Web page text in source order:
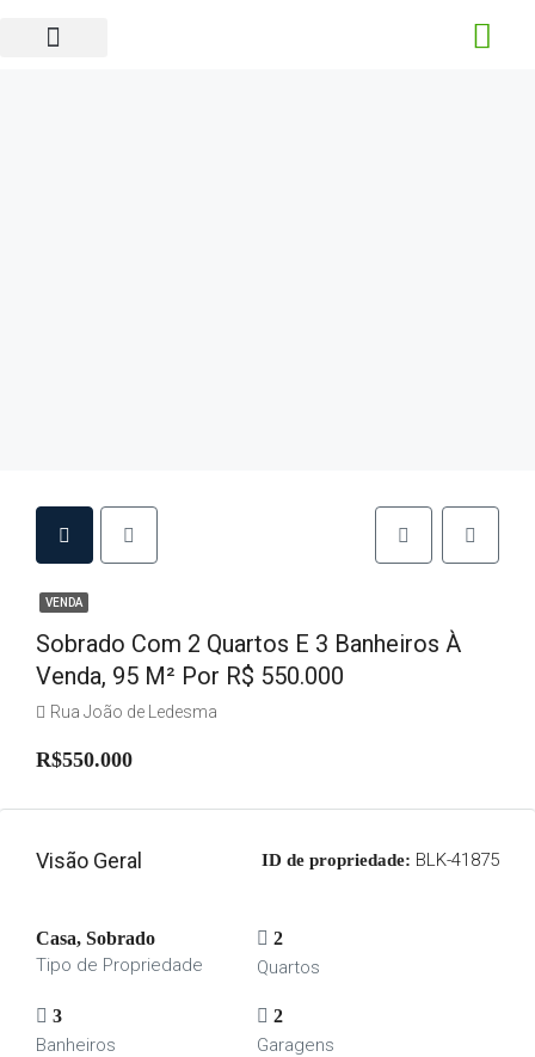
VENDA
Sobrado Com 2 Quartos E 3 Banheiros À
Venda, 95 M² Por R$ 550.000
Rua João de Ledesma
R$550.000
Visão Geral ID de propriedade: BLK-41875
Casa, Sobrado
Tipo de Propriedade
2
Quartos
3
Banheiros
2
Garagens